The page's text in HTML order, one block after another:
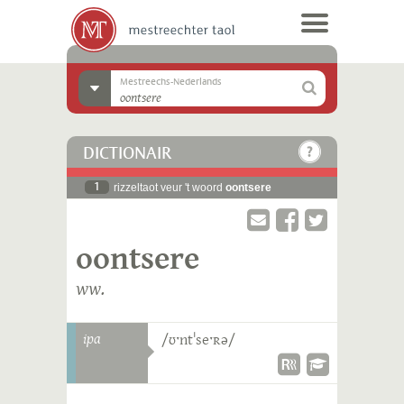
Mestreechs-Nederlands
DICTIONAIR
1 rizzeltaot veur 't woord oontsere
oontsere
ww.
ipa /ʊˑntˈseˑʀə/